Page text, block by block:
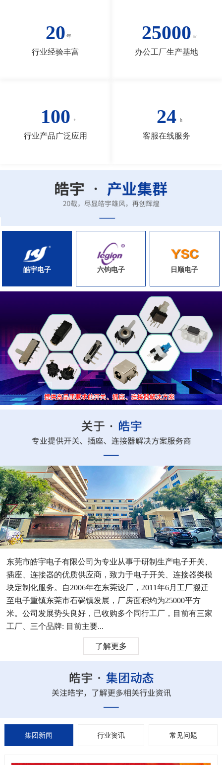
20
行业经验丰富
25000
办公工厂生产基地
100
行业产品广泛应用
24
客服在线服务
皓宇电子 六钧电子 日顺电子
东莞市皓宇电子有限公司为专业从事于研制生产电子开关、
插座、连接器的优质供应商，致力于电子开关、连接器类模
块定制化服务。自2006年在东莞设厂，2011年6月工厂搬迁
至电子重镇东莞市石碣镇发展，厂房面积约为25000平方
米。公司发展势头良好，已收购多个同行工厂，目前有三家
工厂、三个品牌: 目前主要...
了解更多
集团新闻 行业资讯 常见问题